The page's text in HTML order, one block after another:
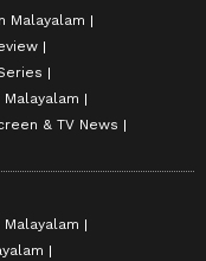
Malayalam
& TV News